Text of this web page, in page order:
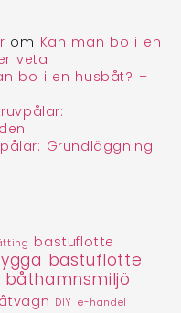
om Kan man bo i en
veta
bo i en husbåt? –
Grundläggning
bastuflotte
bastuflotte
båthamnsmiljö
DIY e-handel